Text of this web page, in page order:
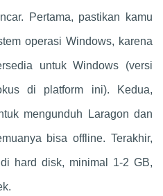
Pertama, pastikan kamu
operasi Windows, karena
untuk Windows (versi
di platform ini). Kedua,
mengunduh Laragon dan
bisa offline. Terakhir,
hard disk, minimal 1-2 GB,